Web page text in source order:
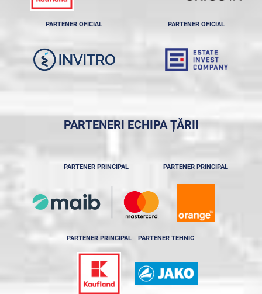
PARTENER OFICIAL PARTENER OFICIAL
PARTENERI ECHIPA ȚĂRII
PARTENER PRINCIPAL PARTENER PRINCIPAL
PARTENER PRINCIPAL PARTENER TEHNIC